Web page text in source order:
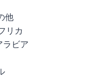
他
リカ
ラビア